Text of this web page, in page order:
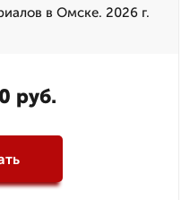
в Омске. 2026 г.
руб.